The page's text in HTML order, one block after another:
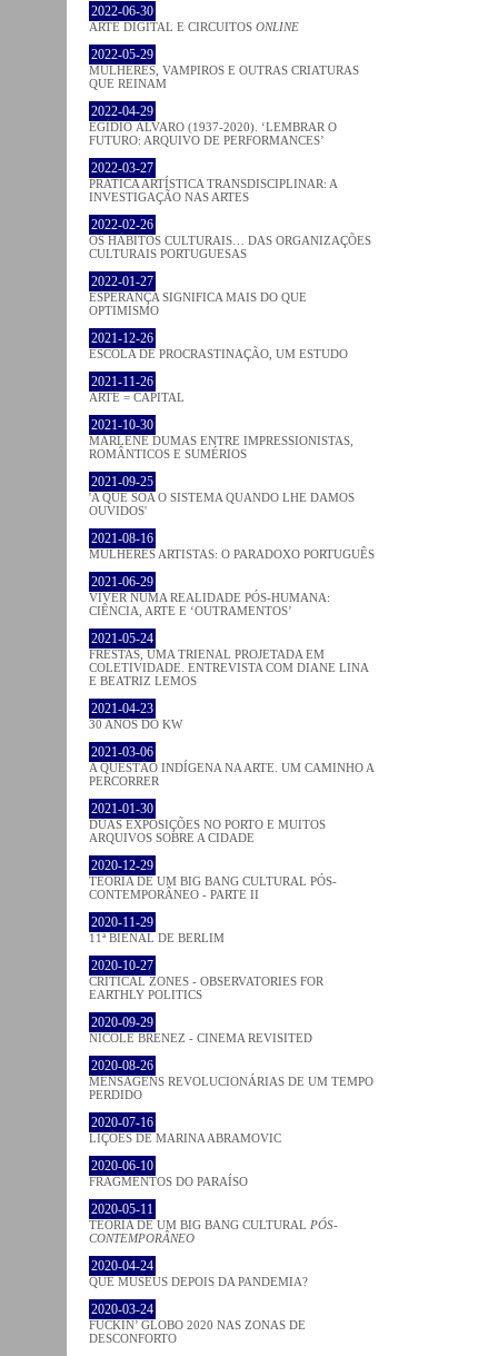
2022-06-30
ARTE DIGITAL E CIRCUITOS ONLINE
2022-05-29
MULHERES, VAMPIROS E OUTRAS CRIATURAS
QUE REINAM
2022-04-29
EGÍDIO ÁLVARO (1937-2020). ‘LEMBRAR O
FUTURO: ARQUIVO DE PERFORMANCES’
2022-03-27
PRATICA ARTÍSTICA TRANSDISCIPLINAR: A
INVESTIGAÇÃO NAS ARTES
2022-02-26
OS HÁBITOS CULTURAIS… DAS ORGANIZAÇÕES
CULTURAIS PORTUGUESAS
2022-01-27
ESPERANÇA SIGNIFICA MAIS DO QUE
OPTIMISMO
2021-12-26
ESCOLA DE PROCRASTINAÇÃO, UM ESTUDO
2021-11-26
ARTE = CAPITAL
2021-10-30
MARLENE DUMAS ENTRE IMPRESSIONISTAS,
ROMÂNTICOS E SUMÉRIOS
2021-09-25
'A QUE SOA O SISTEMA QUANDO LHE DAMOS
OUVIDOS'
2021-08-16
MULHERES ARTISTAS: O PARADOXO PORTUGUÊS
2021-06-29
VIVER NUMA REALIDADE PÓS-HUMANA:
CIÊNCIA, ARTE E ‘OUTRAMENTOS’
2021-05-24
FRESTAS, UMA TRIENAL PROJETADA EM
COLETIVIDADE. ENTREVISTA COM DIANE LINA
E BEATRIZ LEMOS
2021-04-23
30 ANOS DO KW
2021-03-06
A QUESTÃO INDÍGENA NA ARTE. UM CAMINHO A
PERCORRER
2021-01-30
DUAS EXPOSIÇÕES NO PORTO E MUITOS
ARQUIVOS SOBRE A CIDADE
2020-12-29
TEORIA DE UM BIG BANG CULTURAL PÓS-
CONTEMPORÂNEO - PARTE II
2020-11-29
11ª BIENAL DE BERLIM
2020-10-27
CRITICAL ZONES - OBSERVATORIES FOR
EARTHLY POLITICS
2020-09-29
NICOLE BRENEZ - CINEMA REVISITED
2020-08-26
MENSAGENS REVOLUCIONÁRIAS DE UM TEMPO
PERDIDO
2020-07-16
LIÇÕES DE MARINA ABRAMOVIC
2020-06-10
FRAGMENTOS DO PARAÍSO
2020-05-11
TEORIA DE UM BIG BANG CULTURAL PÓS-
CONTEMPORÂNEO
2020-04-24
QUE MUSEUS DEPOIS DA PANDEMIA?
2020-03-24
FUCKIN’ GLOBO 2020 NAS ZONAS DE
DESCONFORTO